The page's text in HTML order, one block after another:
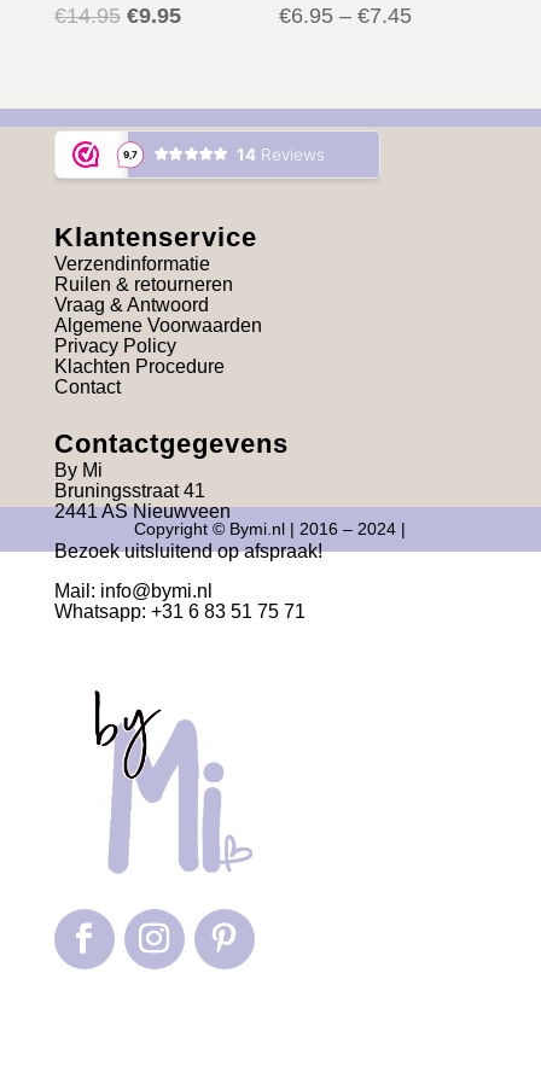
€14.95 Oorspronkelijke
€14.95.
€9.95Huidige
€9.95.
€6.95 –€7.45
Klantenservice
Verzendinformatie
Ruilen & retourneren
Vraag & Antwoord
Algemene Voorwaarden
Privacy Policy
Klachten Procedure
Contact
Contactgegevens
By Mi
Bruningsstraat 41
2441 AS Nieuwveen
Bezoek uitsluitend op afspraak!
Mail: info@bymi.nl
Whatsapp: +31 6 83 51 75 71
Copyright © Bymi.nl | 2016 – 2024 |